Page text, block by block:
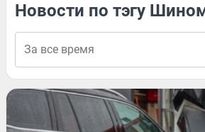
Новости по тэгу